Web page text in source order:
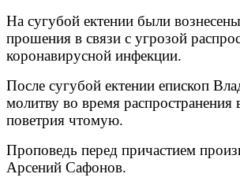
На сугубой ектении были
прошения в связи с угрозой
коронавирусной инфекции.
После сугубой ектении епископ
молитву во время распространения
поветрия чтомую.
Проповедь перед причастием
Арсений Сафонов.